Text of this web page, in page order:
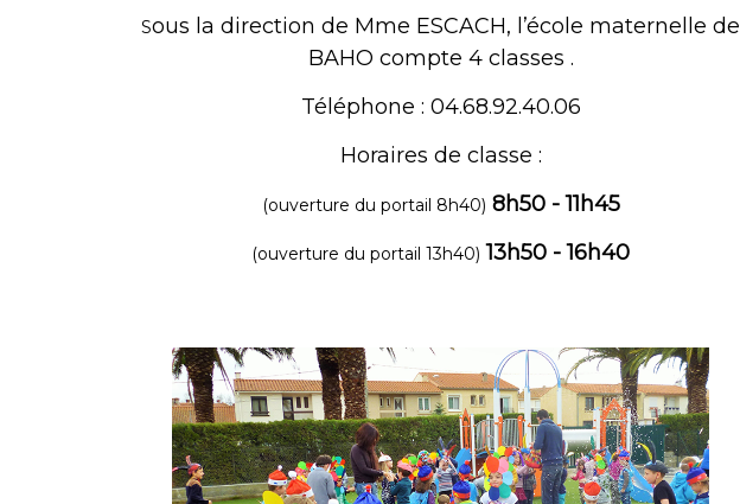
Sous la direction de Mme ESCACH, l’école maternelle de
BAHO compte 4 classes .
Téléphone : 04.68.92.40.06
Horaires de classe :
(ouverture du portail 8h40) 8h50- 11h45
(ouverture du portail 13h40) 13h50 - 16h40